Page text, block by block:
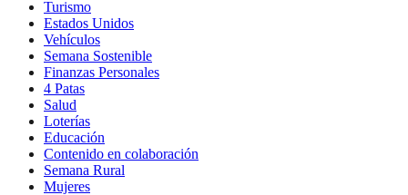
Turismo
Estados Unidos
Vehículos
Semana Sostenible
Finanzas Personales
4 Patas
Salud
Loterías
Educación
Contenido en colaboración
Semana Rural
Mujeres